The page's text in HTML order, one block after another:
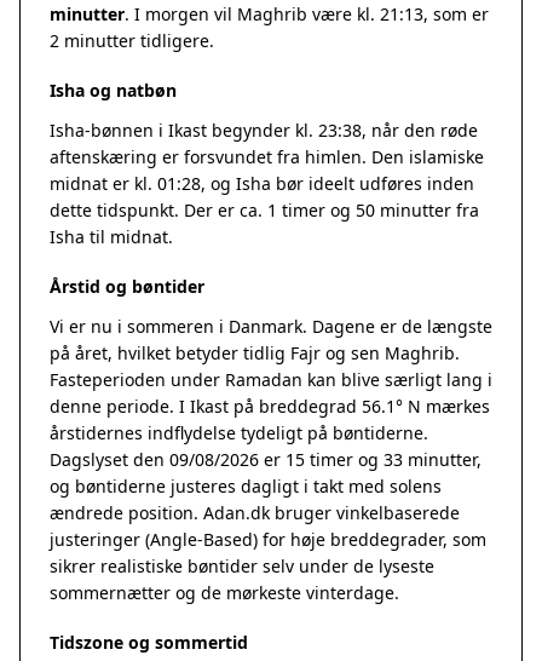
minutter. I morgen vil Maghrib være kl. 21:13, som er
2 minutter tidligere.
Isha og natbøn
Isha-bønnen i Ikast begynder kl. 23:38, når den røde
aftenskæring er forsvundet fra himlen. Den islamiske
midnat er kl. 01:28, og Isha bør ideelt udføres inden
dette tidspunkt. Der er ca. 1 timer og 50 minutter fra
Isha til midnat.
Årstid og bøntider
Vi er nu i sommeren i Danmark. Dagene er de længste
på året, hvilket betyder tidlig Fajr og sen Maghrib.
Fasteperioden under Ramadan kan blive særligt lang i
denne periode. I Ikast på breddegrad 56.1° N mærkes
årstidernes indflydelse tydeligt på bøntiderne.
Dagslyset den 09/08/2026 er 15 timer og 33 minutter,
og bøntiderne justeres dagligt i takt med solens
ændrede position. Adan.dk bruger vinkelbaserede
justeringer (Angle-Based) for høje breddegrader, som
sikrer realistiske bøntider selv under de lyseste
sommernætter og de mørkeste vinterdage.
Tidszone og sommertid